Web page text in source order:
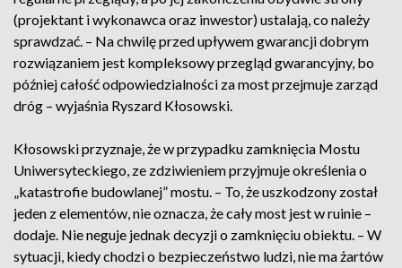
(projektant i wykonawca oraz inwestor) ustalają, co należy
sprawdzać. – Na chwilę przed upływem gwarancji dobrym
rozwiązaniem jest kompleksowy przegląd gwarancyjny, bo
później całość odpowiedzialności za most przejmuje zarząd
dróg – wyjaśnia Ryszard Kłosowski.
Kłosowski przyznaje, że w przypadku zamknięcia Mostu
Uniwersyteckiego, ze zdziwieniem przyjmuje określenia o
„katastrofie budowlanej” mostu. – To, że uszkodzony został
jeden z elementów, nie oznacza, że cały most jest w ruinie –
dodaje. Nie neguje jednak decyzji o zamknięciu obiektu. – W
sytuacji, kiedy chodzi o bezpieczeństwo ludzi, nie ma żartów